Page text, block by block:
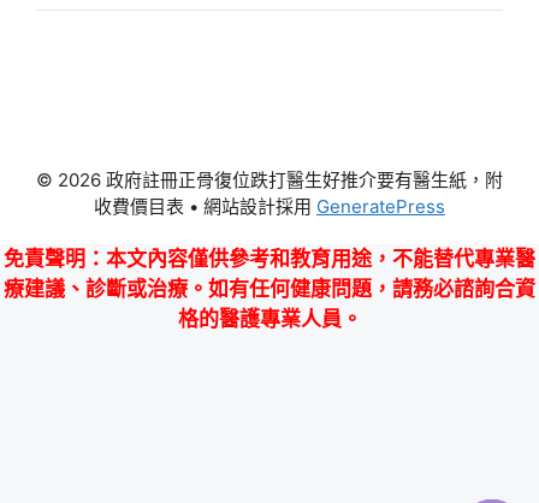
© 2026 政府註冊正骨復位跌打醫生好推介要有醫生紙，附
收費價目表 • 網站設計採用 GeneratePress
免責聲明 ：本文內容僅供參考和教育用途，不能替代專業醫
療建議、診斷或治療。如有任何健康問題，請務必諮詢合資
格的醫護專業人員。